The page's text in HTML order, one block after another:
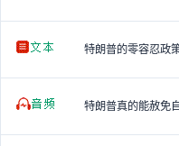
特朗普的零容忍政
特朗普真的能赦免